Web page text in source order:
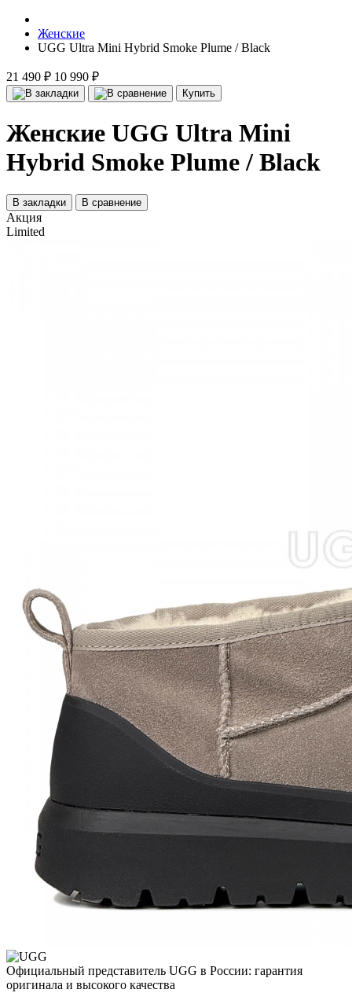
Женские
UGG Ultra Mini Hybrid Smoke Plume / Black
21 490 ₽ 10 990 ₽
Купить
Женские UGG Ultra Mini
Hybrid Smoke Plume / Black
В закладки В сравнение
Акция
Limited
Официальный представитель UGG в России: гарантия
оригинала и высокого качества